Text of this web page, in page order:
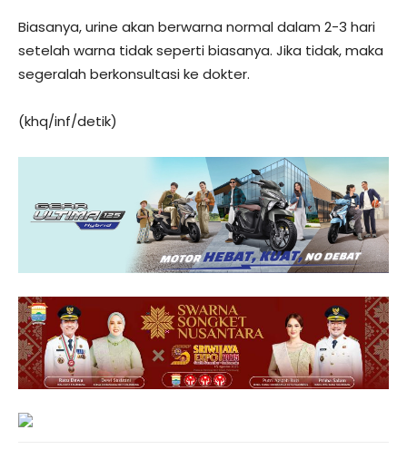
Biasanya, urine akan berwarna normal dalam 2-3 hari
setelah warna tidak seperti biasanya. Jika tidak, maka
segeralah berkonsultasi ke dokter.
(khq/inf/detik)